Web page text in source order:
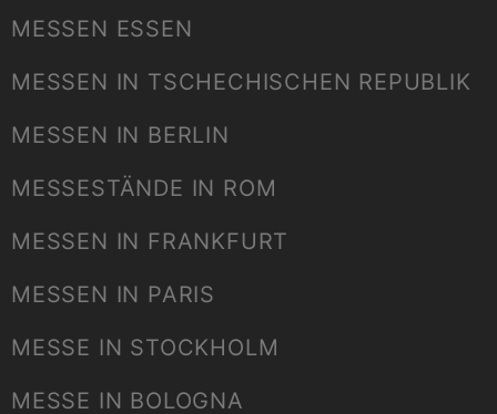
MESSEN ESSEN
MESSEN IN TSCHECHISCHEN REPUBLIK
MESSEN IN BERLIN
MESSESTÄNDE IN ROM
MESSEN IN FRANKFURT
MESSEN IN PARIS
MESSE IN STOCKHOLM
MESSE IN BOLOGNA